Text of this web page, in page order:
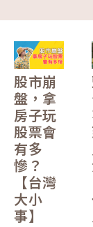
股市崩
盤，拿
房子玩
股票會
有多
慘？
【台灣
大小
事】